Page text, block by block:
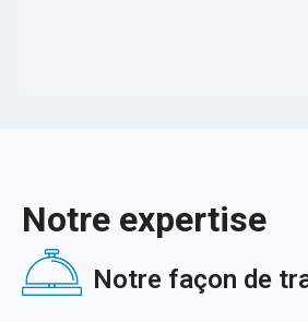
Notre expertise
Notre façon de